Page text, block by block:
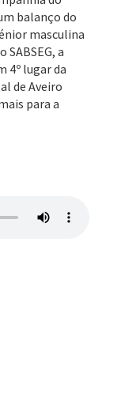
balanço do
masculina
a
4º lugar da
de Aveiro
para a